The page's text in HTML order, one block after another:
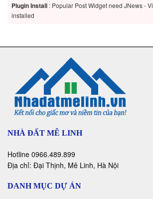
Plugin Install : Popular Post Widget need JNews -
installed
NHÀ ĐẤT MÊ LINH
Hotline 0966.489.899
Địa chỉ: Đại Thịnh, Mê Linh, Hà Nội
DANH MỤC DỰ ÁN